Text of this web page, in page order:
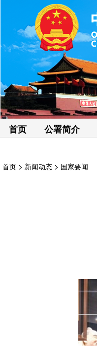
首页 公署简介
首页 > 新闻动态 > 国家要闻